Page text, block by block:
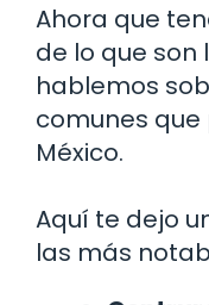
Ahora que
de lo que son
hablemos
comunes
México.
Aquí te dejo
las más